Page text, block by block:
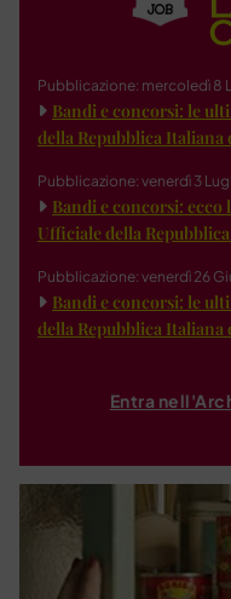
Pubblicazione: mercoledì 8
Bandi e concorsi: le
della Repubblica Italiana
Pubblicazione: venerdì 3
Bandi e concorsi:
Ufficiale della
Pubblicazione: venerdì 26
Bandi e concorsi: le
della Repubblica Italiana
Entra